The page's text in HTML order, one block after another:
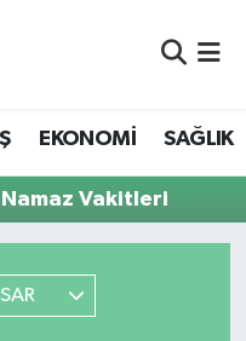
EKONOMİ SAĞLIK
Vakitleri